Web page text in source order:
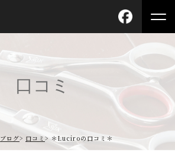
口コミ
ブログ 口コミ ＊Luciroの口コミ＊